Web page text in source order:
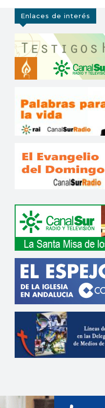
Enlaces de interés